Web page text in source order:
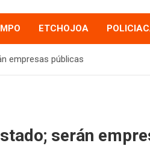
ETCHOJOA
empresas públicas
serán